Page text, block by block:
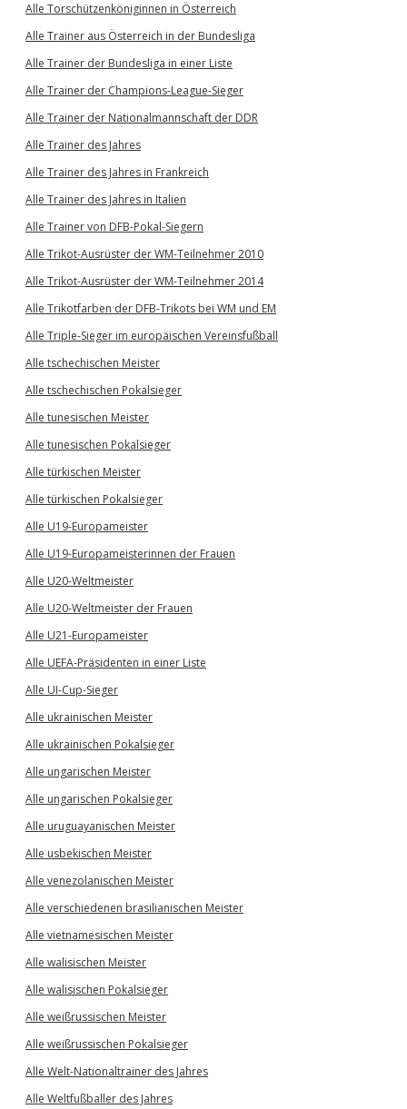
Alle Torschützenköniginnen in Österreich
Alle Trainer aus Österreich in der Bundesliga
Alle Trainer der Bundesliga in einer Liste
Alle Trainer der Champions-League-Sieger
Alle Trainer der Nationalmannschaft der DDR
Alle Trainer des Jahres
Alle Trainer des Jahres in Frankreich
Alle Trainer des Jahres in Italien
Alle Trainer von DFB-Pokal-Siegern
Alle Trikot-Ausrüster der WM-Teilnehmer 2010
Alle Trikot-Ausrüster der WM-Teilnehmer 2014
Alle Trikotfarben der DFB-Trikots bei WM und EM
Alle Triple-Sieger im europäischen Vereinsfußball
Alle tschechischen Meister
Alle tschechischen Pokalsieger
Alle tunesischen Meister
Alle tunesischen Pokalsieger
Alle türkischen Meister
Alle türkischen Pokalsieger
Alle U19-Europameister
Alle U19-Europameisterinnen der Frauen
Alle U20-Weltmeister
Alle U20-Weltmeister der Frauen
Alle U21-Europameister
Alle UEFA-Präsidenten in einer Liste
Alle UI-Cup-Sieger
Alle ukrainischen Meister
Alle ukrainischen Pokalsieger
Alle ungarischen Meister
Alle ungarischen Pokalsieger
Alle uruguayanischen Meister
Alle usbekischen Meister
Alle venezolanischen Meister
Alle verschiedenen brasilianischen Meister
Alle vietnamesischen Meister
Alle walisischen Meister
Alle walisischen Pokalsieger
Alle weißrussischen Meister
Alle weißrussischen Pokalsieger
Alle Welt-Nationaltrainer des Jahres
Alle Weltfußballer des Jahres